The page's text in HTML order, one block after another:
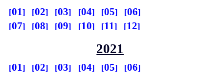
01 02 03 04 05
06
07
08 09 10 11 12
2021
01 02 03 04 05
06